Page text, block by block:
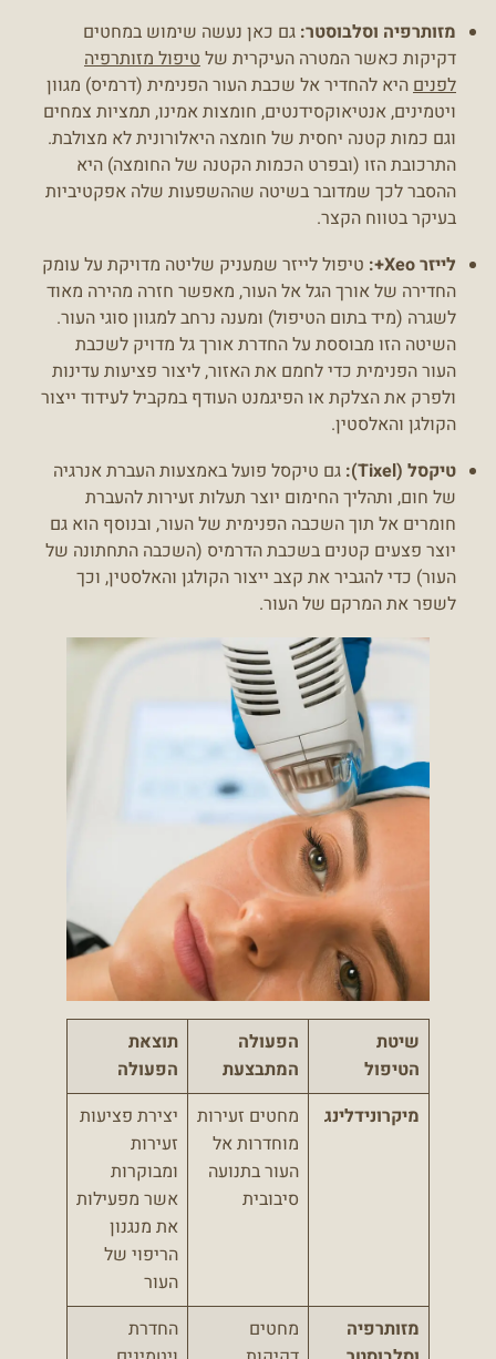
מזותרפיה וסלבוסטר: גם כאן נעשה שימוש במחטים
דקיקות כאשר המטרה העיקרית של טיפול מזותרפיה
לפנים היא להחדיר אל שכבת העור הפנימית (דרמיס) מגוון
ויטמינים, אנטיאוקסידנטים, חומצות אמינו, תמציות צמחים
וגם כמות קטנה יחסית של חומצה היאלורונית לא מצולבת.
התרכובת הזו (ובפרט הכמות הקטנה של החומצה) היא
ההסבר לכך שמדובר בשיטה שההשפעות שלה אפקטיביות
בעיקר בטווח הקצר.
לייזר Xeo+:
טיפול לייזר שמעניק שליטה מדויקת על עומק
החדירה של אורך הגל אל העור, מאפשר חזרה מהירה מאוד
לשגרה (מיד בתום הטיפול) ומענה נרחב למגוון סוגי העור.
השיטה הזו מבוססת על החדרת אורך גל מדויק לשכבת
העור הפנימית כדי לחמם את האזור, ליצור פציעות עדינות
ולפרק את הצלקת או הפיגמנט העודף במקביל לעידוד ייצור
הקולגן והאלסטין.
טיקסל (Tixel):
גם טיקסל פועל באמצעות העברת אנרגיה
של חום, ותהליך החימום יוצר תעלות זעירות להעברת
חומרים אל תוך השכבה הפנימית של העור, ובנוסף הוא גם
יוצר פצעים קטנים בשכבת הדרמיס (השכבה התחתונה של
העור) כדי להגביר את קצב ייצור הקולגן והאלסטין, וכך
לשפר את המרקם של העור.
שיטת
הטיפול
הפעולה
המתבצעת
תוצאת
הפעולה
מיקרונידלינג
מחטים זעירות
מוחדרות אל
העור בתנועה
סיבובית
יצירת פציעות
זעירות
ומבוקרות
אשר מפעילות
את מנגנון
הריפוי של
העור
מזותרפיה
מחטים
החדרת